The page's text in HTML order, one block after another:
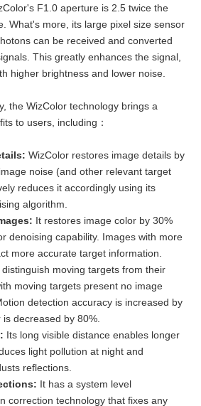
F1.0 aperture is 2.5 twice the
What's more, its large pixel size sensor
can be received and converted
This greatly enhances the signal,
higher brightness and lower noise.
the WizColor technology brings a
to users, including：
: WizColor restores image details by
noise (and other relevant target
reduces it accordingly using its
algorithm.
It restores image color by 30%
denoising capability. Images with more
more accurate target information.
distinguish moving targets from their
moving targets present no image
detection accuracy is increased by
decreased by 80%.
Its long visible distance enables longer
light pollution at night and
reflections.
It has a system level
correction technology that fixes any